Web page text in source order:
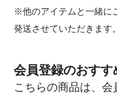
※他のアイテムと一緒に
発送させていただきます。
会員登録のおすす
こちらの商品は、会